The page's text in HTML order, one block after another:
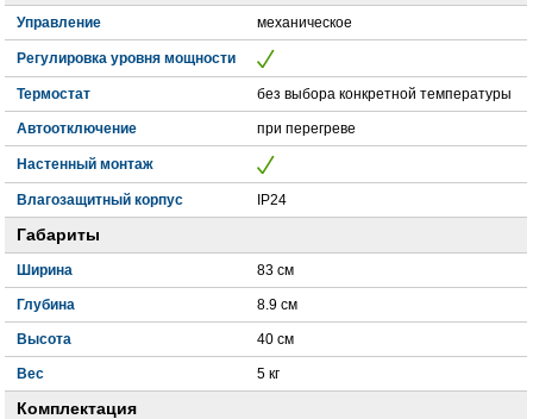
Управление механическое
Регулировка уровня мощности
Термостат без выбора конкретной температуры
Автоотключение при перегреве
Настенный монтаж
Влагозащитный корпус IP24
Габариты
Ширина 83 см
Глубина 8.9 см
Высота 40 см
Вес 5 кг
Комплектация